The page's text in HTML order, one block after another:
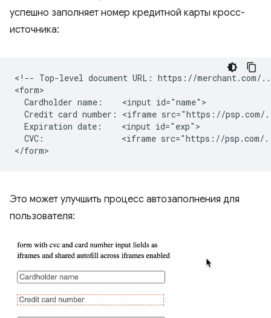
успешно заполняет номер кредитной карты кросс-
источника:
<!-- Top-level document URL: https://
<form>
  Cardholder name:    <input id="name">
Credit card number: <iframe src="https://
  Expiration date:    <input id="exp">
CVC:                <iframe src="https://
Это может улучшить процесс автозаполнения для
пользователя: